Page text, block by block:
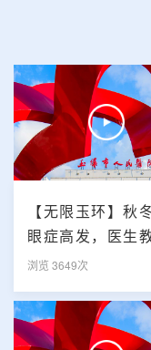
【无限玉环】秋
眼症高发，医生
眼小妙招
浏览 3649次